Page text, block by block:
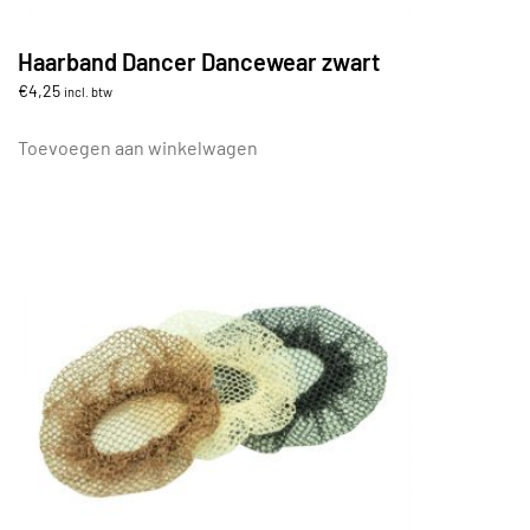
Haarband Dancer Dancewear zwart
€4,25 incl. btw
Toevoegen aan winkelwagen